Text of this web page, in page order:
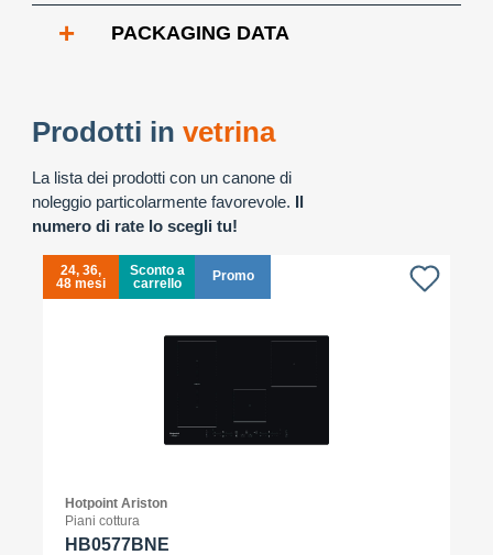
+ PACKAGING DATA
Prodotti in vetrina
La lista dei prodotti con un canone di
noleggio particolarmente favorevole. Il
numero di rate lo scegli tu!
24, 36,
48 mesi
Sconto a
carrello
Promo
Hotpoint Ariston
Piani cottura
HB0577BNE